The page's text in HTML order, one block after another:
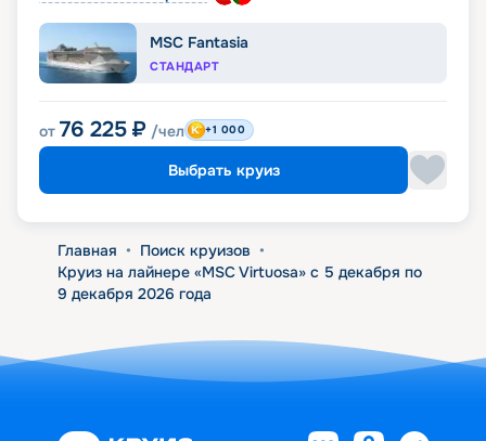
MSC Fantasia
СТАНДАРТ
от 76 225 ₽ /чел +1 000
Выбрать круиз
Главная • Поиск круизов •
Круиз на лайнере «MSC Virtuosa» с 5 декабря по
9 декабря 2026 года